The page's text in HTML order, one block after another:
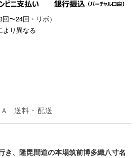
〜24回・リボ）
より異なる
送料・配送
き、隆毘間道の本場筑前博多織八寸名